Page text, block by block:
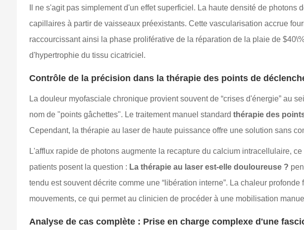
Il ne s'agit pas simplement d'un effet superficiel. La haute densité de
capillaires à partir de vaisseaux préexistants. Cette vascularisation accrue
raccourcissant ainsi la phase proliférative de la réparation de la plaie de
d'hypertrophie du tissu cicatriciel.
Contrôle de la précision dans la thérapie des points de
La douleur myofasciale chronique provient souvent de “crises d'énergie” au
nom de "points gâchettes". Le traitement manuel standardthérapie des
Cependant, la thérapie au laser de haute puissance offre une solution sans
L'afflux rapide de photons augmente la recapture du calcium intracellulaire,
patients posent la question : La thérapie au laser est-elle douloureuse ?
tendu est souvent décrite comme une “libération interne”. La chaleur
mouvements, ce qui permet au clinicien de procéder à une mobilisation
Analyse de cas complète : Prise en charge complexe d'une